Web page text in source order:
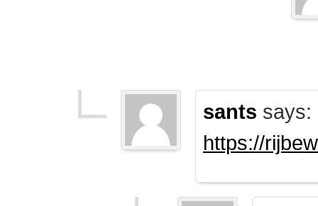
sants says:
https://